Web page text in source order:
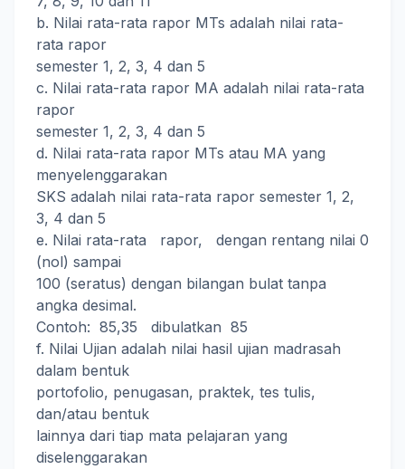
b. Nilai rata-rata rapor MTs adalah nilai rata-
rata rapor
semester 1, 2, 3, 4 dan 5
c. Nilai rata-rata rapor MA adalah nilai rata-rata
rapor
semester 1, 2, 3, 4 dan 5
d. Nilai rata-rata rapor MTs atau MA yang
menyelenggarakan
SKS adalah nilai rata-rata rapor semester 1, 2,
3, 4 dan 5
e. Nilai rata-rata rapor, dengan rentang nilai 0
(nol) sampai
100 (seratus) dengan bilangan bulat tanpa
angka desimal.
Contoh: 85,35 dibulatkan 85
f. Nilai Ujian adalah nilai hasil ujian madrasah
dalam bentuk
portofolio, penugasan, praktek, tes tulis,
dan/atau bentuk
lainnya dari tiap mata pelajaran yang
diselenggarakan